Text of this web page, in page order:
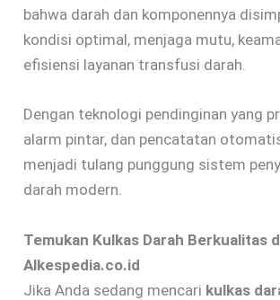
bahwa darah dan komponennya
kondisi optimal, menjaga mutu,
efisiensi layanan transfusi darah.
Dengan teknologi pendinginan yang
alarm pintar, dan pencatatan
menjadi tulang punggung sistem
darah modern.
Temukan Kulkas Darah Berkualitas
Alkespedia.co.id
Jika Anda sedang mencari kulkas